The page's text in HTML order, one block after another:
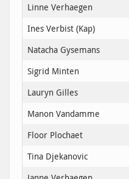
Linne Verhaegen
Ines Verbist (Kap)
Natacha Gysemans
Sigrid Minten
Lauryn Gilles
Manon Vandamme
Floor Plochaet
Tina Djekanovic